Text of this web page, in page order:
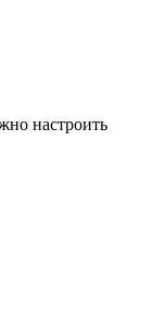
настроить